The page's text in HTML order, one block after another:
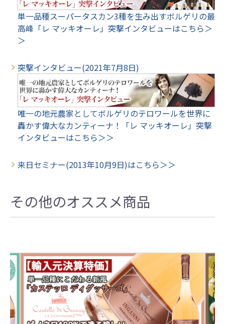
単一品種スーパータスカン3種を生み出すボルゲリの最
高峰「レ マッキオーレ」突撃インタビューはこちら＞
＞
突撃インタビュー(2021年7月8日)
唯一の地元農家としてボルゲリのテロワールを世界に
轟かす偉大なカンティーナ！「レ マッキオーレ」突撃
インタビューはこちら＞＞
来日セミナー(2013年10月9日)はこちら＞＞
その他のオススメ商品